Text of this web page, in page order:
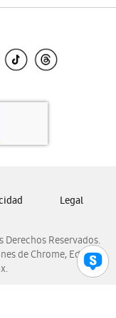
Reservados.
de Chrome, Edge,
Legal